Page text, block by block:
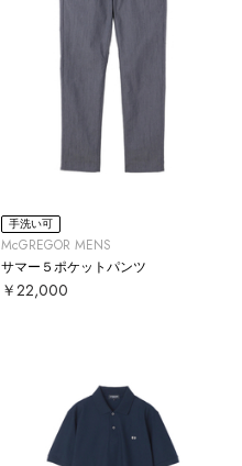
手洗い可
McGREGOR MENS
サマー５ポケットパンツ
￥22,000